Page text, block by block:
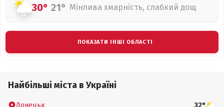
30° 21° Мінлива хмарність, слабкий дощ
ПОКАЗАТИ ІНШІ ОБЛАСТІ
Найбільші міста в Україні
Донецьк 32°